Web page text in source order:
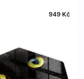
949 Kč